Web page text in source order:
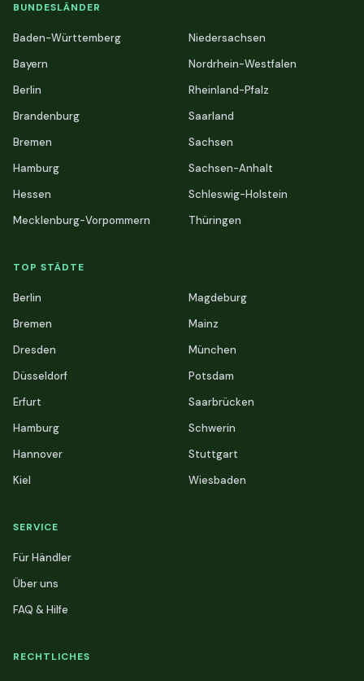
BUNDESLÄNDER
Baden-Württemberg
Bayern
Berlin
Brandenburg
Bremen
Hamburg
Hessen
Mecklenburg-Vorpommern
Niedersachsen
Nordrhein-Westfalen
Rheinland-Pfalz
Saarland
Sachsen
Sachsen-Anhalt
Schleswig-Holstein
Thüringen
TOP STÄDTE
Berlin
Bremen
Dresden
Düsseldorf
Erfurt
Hamburg
Hannover
Kiel
Magdeburg
Mainz
München
Potsdam
Saarbrücken
Schwerin
Stuttgart
Wiesbaden
SERVICE
Für Händler
Über uns
FAQ & Hilfe
RECHTLICHES